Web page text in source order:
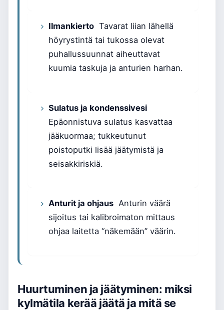
Ilmankierto Tavarat liian lähellä
höyrystintä tai tukossa olevat
puhallussuunnat aiheuttavat
kuumia taskuja ja anturien harhan.
Sulatus ja kondenssivesi
Epäonnistuva sulatus kasvattaa
jääkuormaa; tukkeutunut
poistoputki lisää jäätymistä ja
seisakkiriskiä.
Anturit ja ohjaus Anturin väärä
sijoitus tai kalibroimaton mittaus
ohjaa laitetta “näkemään” väärin.
Huurtuminen ja jäätyminen: miksi
kylmätila kerää jäätä ja mitä se